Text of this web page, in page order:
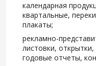
календарная
квартальные,
плакаты;
рекламно-
листовки,
годовые отчеты,